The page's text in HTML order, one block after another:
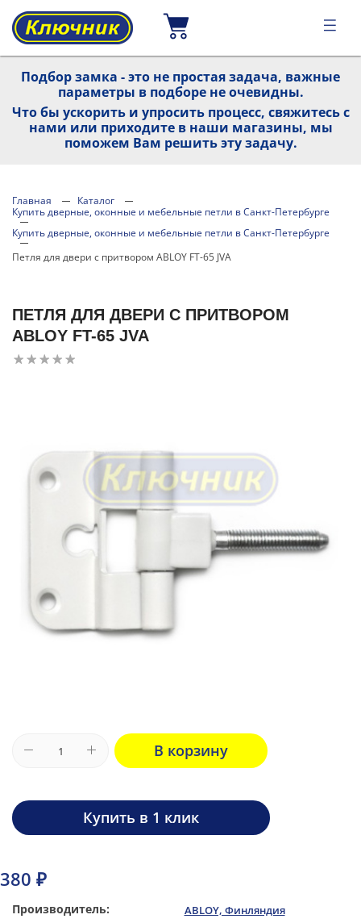
Подбор замка - это не простая задача, важные
параметры в подборе не очевидны.
Что бы ускорить и упросить процесс, свяжитесь с
нами или приходите в наши магазины, мы
поможем Вам решить эту задачу.
Главная
Каталог
Купить дверные, оконные и мебельные петли в Санкт-Петербурге
Купить дверные, оконные и мебельные петли в Санкт-Петербурге
Петля для двери с притвором ABLOY FT-65 JVA
ПЕТЛЯ ДЛЯ ДВЕРИ С ПРИТВОРОМ
ABLOY FT-65 JVA
Производитель: ABLOY, Финляндия
380 ₽
В корзину
Купить в 1 клик